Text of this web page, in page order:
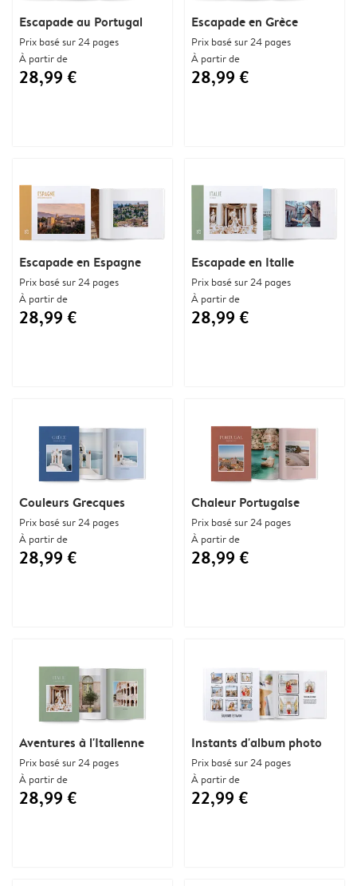
Instants d'album photo
Prix basé sur 24 pages
À partir de
22,99 €
Couleurs Grecques
Prix basé sur 24 pages
À partir de
28,99 €
Chaleur Portugaise
Prix basé sur 24 pages
À partir de
28,99 €
Escapade en Espagne
Prix basé sur 24 pages
À partir de
28,99 €
Escapade en Italie
Prix basé sur 24 pages
À partir de
28,99 €
Aventures à l'Italienne
Prix basé sur 24 pages
À partir de
28,99 €
Escapade en Grèce
Prix basé sur 24 pages
À partir de
28,99 €
Escapade au Portugal
Prix basé sur 24 pages
À partir de
28,99 €